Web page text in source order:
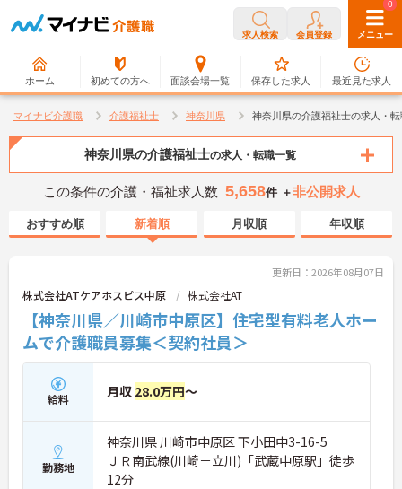
求人検索 会員登録 メニュー
ホーム 初めての方へ 面談会場一覧
0
保存した求人
0
最近見た求人
マイナビ介護職 介護福祉士 神奈川県 神奈川県の介護福祉士の求人・
神奈川県の介護福祉士の求人・転職一覧
この条件の介護・福祉求人数 5,658件 ＋非公開求人
おすすめ順 新着順 月収順 年収順
更新日：2026年08月07日
株式会社ATケアホスピス中原 株式会社AT
【神奈川県／川崎市中原区】住宅型有料老人ホー
ムで介護職員募集＜契約社員＞
給料 月収 28.0万円～
勤務地
神奈川県 川崎市中原区 下小田中3-16-5
ＪＲ南武線(川崎－立川)「武蔵中原駅」徒歩
12分